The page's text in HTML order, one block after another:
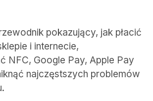
pokazujący, jak płacić
i internecie,
NFC, Google Pay, Apple Pay
najczęstszych problemów